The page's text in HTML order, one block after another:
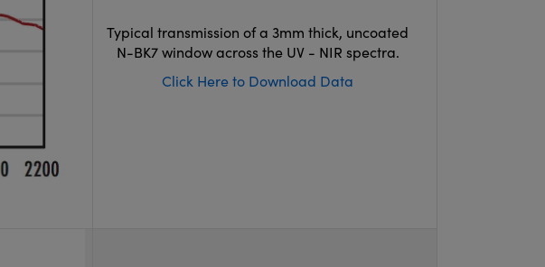
Typical transmission of a 3mm thick, uncoated
N-BK7 window across the UV - NIR spectra.
Click Here to Download Data